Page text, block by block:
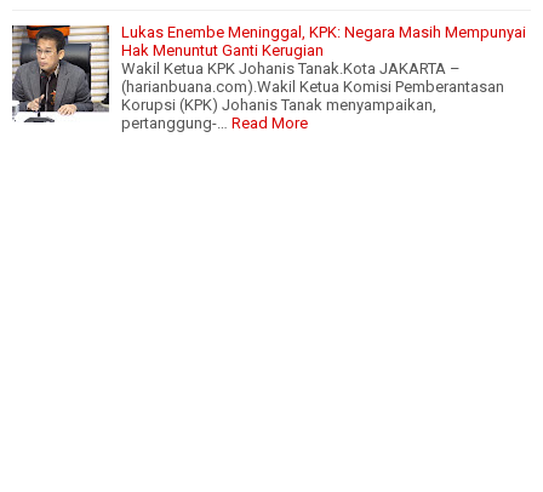
Lukas Enembe Meninggal, KPK: Negara Masih Mempunyai
Hak Menuntut Ganti Kerugian
Wakil Ketua KPK Johanis Tanak.Kota JAKARTA –
(harianbuana.com).Wakil Ketua Komisi Pemberantasan
Korupsi (KPK) Johanis Tanak menyampaikan,
pertanggung-… Read More